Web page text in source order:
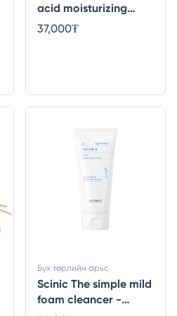
acid moisturizing
gentle gel cleanser
37,000₮
Scinic The simple mild
foam cleancer -
Бүх төрлийн арьс